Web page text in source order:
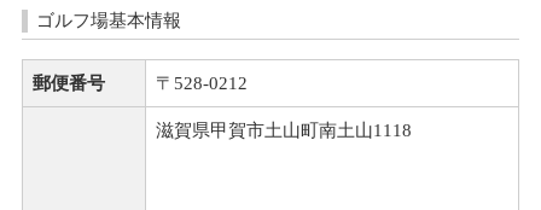
ゴルフ場基本情報
郵便番号 〒528-0212
滋賀県甲賀市土山町南土山1118